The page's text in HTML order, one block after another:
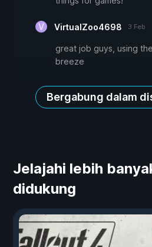
VirtualZoo4698 3 Feb
great job guys, using
breeze
Bergabung dalam
Jelajahi lebih
didukung